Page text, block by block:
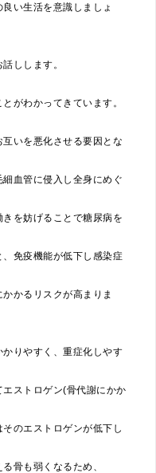
い生活を意識しましょ
しします。
がわかってきています。
いを悪化させる要因とな
血管に侵入し全身にめぐ
を妨げることで糖尿病を
免疫機能が低下し感染症
かるリスクが高まりま
りやすく、重症化しやす
ストロゲン(骨代謝にかか
のエストロゲンが低下し
骨も弱くなるため、